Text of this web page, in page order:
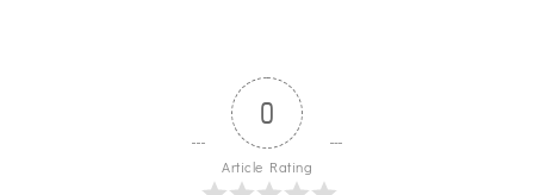
0
Article Rating